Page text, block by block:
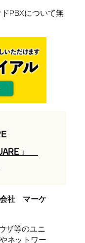
PBXについて無
」
会社 マーケ
ザ等のユニ
ネットワー